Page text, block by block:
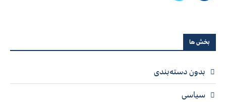
بخش ها
بدون دسته‌بندی
سیاسی